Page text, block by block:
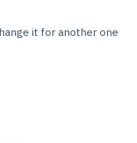
it for another one